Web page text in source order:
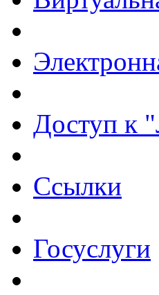
Доступ к
Ссылки
Госуслуги